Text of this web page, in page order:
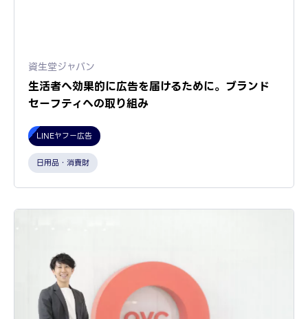
資生堂ジャパン
生活者へ効果的に広告を届けるために。ブランド
セーフティへの取り組み
LINEヤフー広告
日用品・消費財